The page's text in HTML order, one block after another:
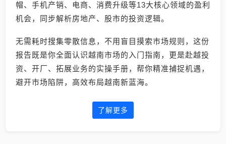
帽、手机产销、电商、消费升级等13大核心领域的盈利
机会，同步解析房地产、股市的投资逻辑。
无需耗时搜集零散信息，不用盲目摸索市场规则，这份
报告既是你全面认识越南市场的入门指南，更是赴越投
资、开厂、拓展业务的实操手册，帮你精准捕捉机遇，
避开市场陷阱，高效布局越南新蓝海。
了解更多